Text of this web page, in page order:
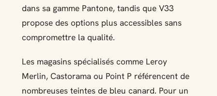
dans sa gamme Pantone, tandis que V33
propose des options plus accessibles sans
compromettre la qualité.
Les magasins spécialisés comme Leroy
Merlin, Castorama ou Point P référencent de
nombreuses teintes de bleu canard. Pour un